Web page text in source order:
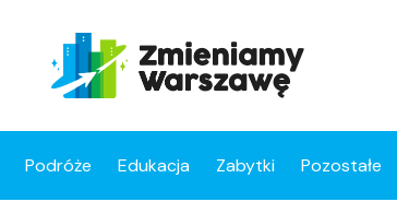
Podróże Edukacja Zabytki Pozostałe